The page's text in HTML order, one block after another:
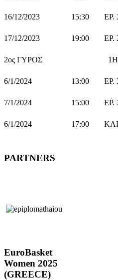
16/12/2023 15:30
17/12/2023 19:00
2ος ΓΥΡΟΣ 1Η
6/1/2024 13:00
7/1/2024 15:00
6/1/2024 17:00
PARTNERS
EuroBasket
Women 2025
(GREECE)